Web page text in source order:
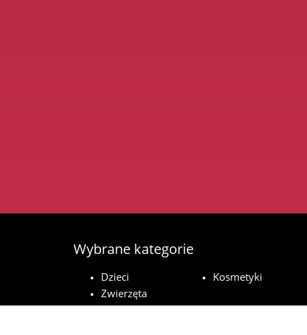
Wybrane kategorie
Dzieci
Kosmetyki
Zwierzęta
domowe